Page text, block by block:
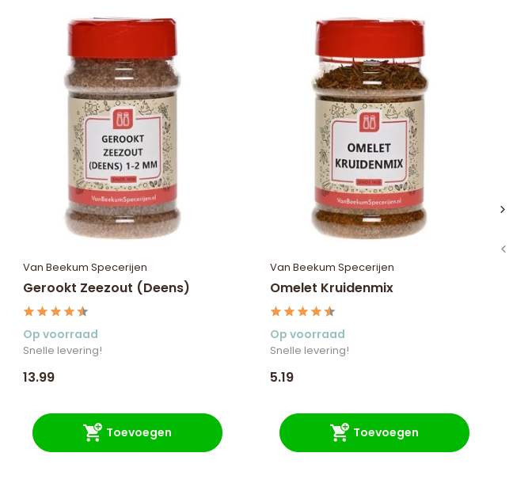
Van Beekum Specerijen
Gerookt Zeezout (Deens)
Op voorraad
Snelle levering!
13.99
Toevoegen
Van Beekum Specerijen
Omelet Kruidenmix
Op voorraad
Snelle levering!
5.19
Toevoegen